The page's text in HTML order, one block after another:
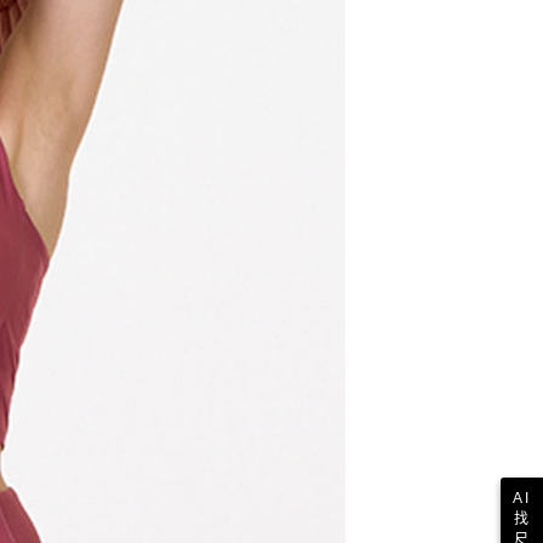
AI
找
尺